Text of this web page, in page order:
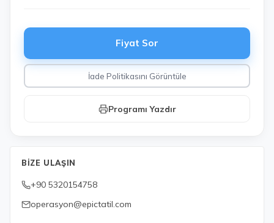
Fiyat Sor
İade Politikasını Görüntüle
Programı Yazdır
BIZE ULAŞIN
+90 5320154758
operasyon@epictatil.com